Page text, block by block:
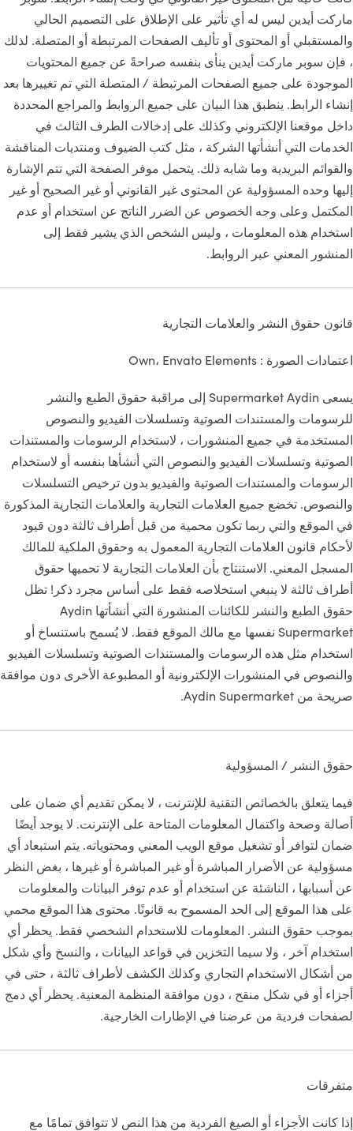
ماركت أيدين ليس له أي تأثير على الإطلاق على التصميم الحالي
والمستقبلي أو المحتوى أو تأليف الصفحات المرتبطة أو المتصلة. لذلك
، فإن سوبر ماركت أيدين ينأى بنفسه صراحةً عن جميع المحتويات
الموجودة على جميع الصفحات المرتبطة / المتصلة التي تم تغييرها بعد
إنشاء الرابط. ينطبق هذا البيان على جميع الروابط والمراجع المحددة
داخل موقعنا الإلكتروني وكذلك على إدخالات الطرف الثالث في
الخدمات التي أنشأتها الشركة ، مثل كتب الضيوف ومنتديات المناقشة
والقوائم البريدية وما شابه ذلك. يتحمل موفر الصفحة التي تتم الإشارة
إليها وحده المسؤولية عن المحتوى غير القانوني أو غير الصحيح أو غير
المكتمل وعلى وجه الخصوص عن الضرر الناتج عن استخدام أو عدم
استخدام هذه المعلومات ، وليس الشخص الذي يشير فقط إلى
المنشور المعني عبر الروابط.
قانون حقوق النشر والعلامات التجارية
اعتمادات الصورة :
يسعى Supermarket Aydin إلى مراقبة حقوق الطبع والنشر
للرسومات والمستندات الصوتية وتسلسلات الفيديو والنصوص
المستخدمة في جميع المنشورات ، لاستخدام الرسومات والمستندات
الصوتية وتسلسلات الفيديو والنصوص التي أنشأها بنفسه أو لاستخدام
الرسومات والمستندات الصوتية والفيديو بدون ترخيص التسلسلات
والنصوص. تخضع جميع العلامات التجارية والعلامات التجارية المذكورة
في الموقع والتي ربما تكون محمية من قبل أطراف ثالثة دون قيود
لأحكام قانون العلامات التجارية المعمول به وحقوق الملكية للمالك
المسجل المعني. الاستنتاج بأن العلامات التجارية لا تحميها حقوق
أطراف ثالثة لا ينبغي استخلاصه فقط على أساس مجرد ذكر! تظل
حقوق الطبع والنشر للكائنات المنشورة التي أنشأتها Aydin
Supermarket نفسها مع مالك الموقع فقط. لا يُسمح باستنساخ أو
استخدام مثل هذه الرسومات والمستندات الصوتية وتسلسلات الفيديو
والنصوص في المنشورات الإلكترونية أو المطبوعة الأخرى دون موافقة
صريحة من Aydin Supermarket.
حقوق النشر / المسؤولية
فيما يتعلق بالخصائص التقنية للإنترنت ، لا يمكن تقديم أي ضمان على
أصالة وصحة واكتمال المعلومات المتاحة على الإنترنت. لا يوجد أيضًا
ضمان لتوافر أو تشغيل موقع الويب المعني ومحتوياته. يتم استبعاد أي
مسؤولية عن الأضرار المباشرة أو غير المباشرة أو غيرها ، بغض النظر
عن أسبابها ، الناشئة عن استخدام أو عدم توفر البيانات والمعلومات
على هذا الموقع إلى الحد المسموح به قانونًا. محتوى هذا الموقع محمي
بموجب حقوق النشر. المعلومات للاستخدام الشخصي فقط. يحظر أي
استخدام آخر ، ولا سيما التخزين في قواعد البيانات ، والنسخ وأي شكل
من أشكال الاستخدام التجاري وكذلك الكشف لأطراف ثالثة ، حتى في
أجزاء أو في شكل منقح ، دون موافقة المنظمة المعنية. يحظر أي دمج
لصفحات فردية من عرضنا في الإطارات الخارجية.
متفرقات
إذا كانت الأجزاء أو الصيغ الفردية من هذا النص لا تتوافق تمامًا مع